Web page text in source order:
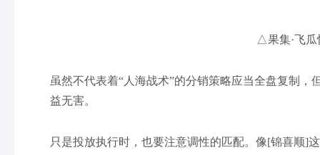
△果集·飞瓜
虽然不代表着“人海战术”的分销策略应当全盘复制
益无害。
只是投放执行时，也要注意调性的匹配。像[锦喜顺]